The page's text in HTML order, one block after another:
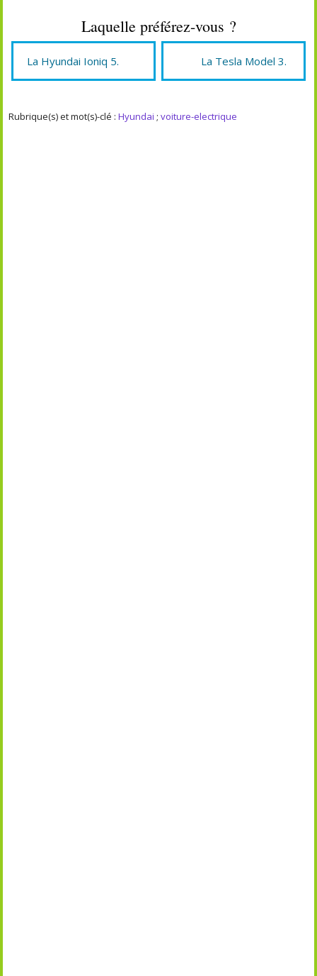
Laquelle préférez-vous ?
La Hyundai Ioniq 5. La Tesla Model 3.
Rubrique(s) et mot(s)-clé :Hyundai ;voiture-electrique